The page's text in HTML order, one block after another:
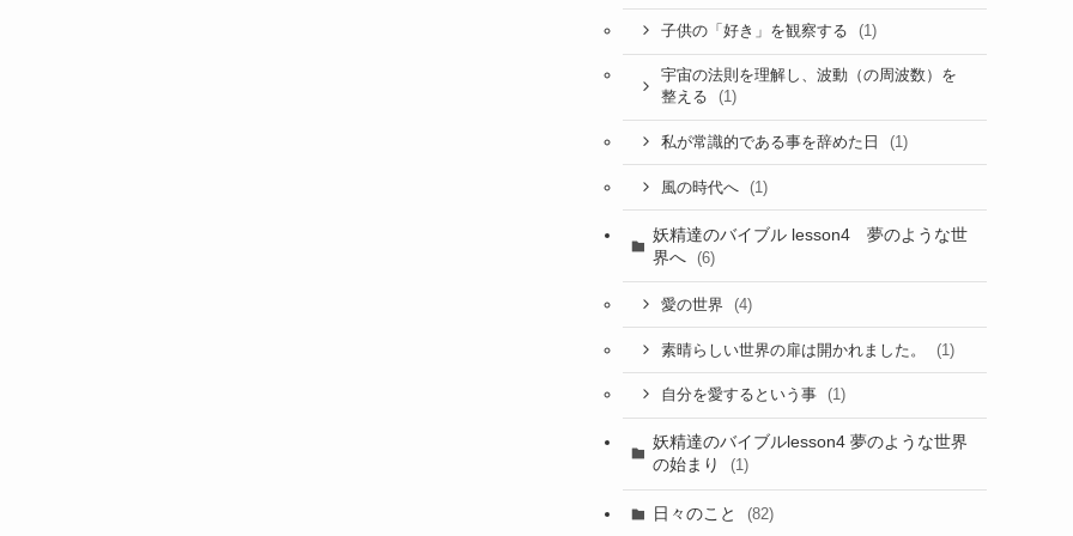
子供の「好き」を観察する (1)
宇宙の法則を理解し、波動（の周波数）を
整える
(1)
私が常識的である事を辞めた日 (1)
風の時代へ (1)
妖精達のバイブル lesson4 夢のような世
界へ (6)
愛の世界 (4)
素晴らしい世界の扉は開かれました。 (1)
自分を愛するという事 (1)
妖精達のバイブルlesson4 夢のような世界
の始まり
(1)
日々のこと (82)